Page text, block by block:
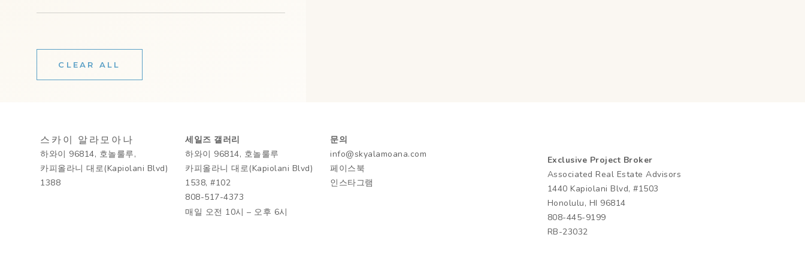
CLEAR ALL
스카이 알라모아나
하와이 96814, 호놀룰루,
카피올라니 대로(Kapiolani Blvd)
1388
세일즈 갤러리
하와이 96814, 호놀룰루
카피올라니 대로(Kapiolani Blvd)
1538, #102
808-517-4373
매일 오전 10시 – 오후 6시
문의
info@skyalamoana.com
페이스북
인스타그램
Exclusive Project Broker
Associated Real Estate Advisors
1440 Kapiolani Blvd, #1503
Honolulu, HI 96814
808-445-9199
RB-23032